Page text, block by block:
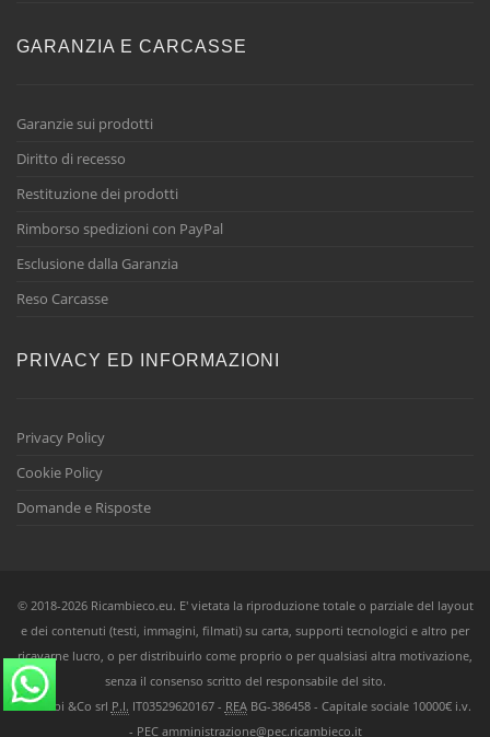
GARANZIA E CARCASSE
Garanzie sui prodotti
Diritto di recesso
Restituzione dei prodotti
Rimborso spedizioni con PayPal
Esclusione dalla Garanzia
Reso Carcasse
PRIVACY ED INFORMAZIONI
Privacy Policy
Cookie Policy
Domande e Risposte
© 2018-2026 Ricambieco.eu. E' vietata la riproduzione totale o parziale del layout
e dei contenuti (testi, immagini, filmati) su carta, supporti tecnologici e altro per
ricavarne lucro, o per distribuirlo come proprio o per qualsiasi altra motivazione,
senza il consenso scritto del responsabile del sito.
Ricambi &Co srl P.I. IT03529620167 - REABG-386458 - Capitale sociale 10000€ i.v.
- PECamministrazione@pec.ricambieco.it